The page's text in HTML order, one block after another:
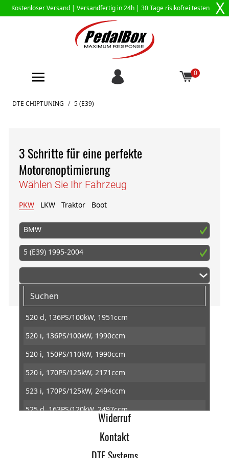
Kostenloser Versand | Versandfertig in 24h | 30 Tage risikofrei testen X
0
Zum Inhalt springen
DTE CHIPTUNING / 5 (E39)
3 Schritte für eine perfekte
Motorenoptimierung
Wählen Sie Ihr Fahrzeug
PKW LKW Traktor Boot
BMW
5 (E39) 1995-2004
520 d, 136PS/100kW, 1951ccm
520 i, 136PS/100kW, 1990ccm
520 i, 150PS/110kW, 1990ccm
520 i, 170PS/125kW, 2171ccm
523 i, 170PS/125kW, 2494ccm
525 d, 163PS/120kW, 2497ccm
Home
Impressum
AGB
Datenschutz
Widerruf
Kontakt